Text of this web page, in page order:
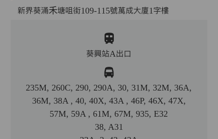
新界葵涌禾塘咀街109-115號萬成大廈1字樓
葵興站A出口
235M, 260C, 290, 290A, 30, 31M, 32M, 36A,
36M, 38A , 40, 40X, 43A , 46P, 46X, 47X,
57M, 59A , 61M, 67M, 935, E32
38, A31